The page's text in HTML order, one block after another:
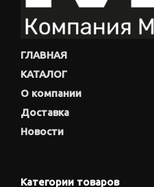
ГЛАВНАЯ
КАТАЛОГ
О компании
Доставка
Новости
Категории товаров